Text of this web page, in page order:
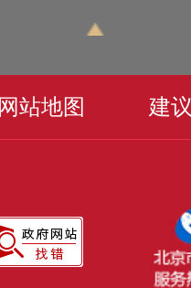
网站地图 建